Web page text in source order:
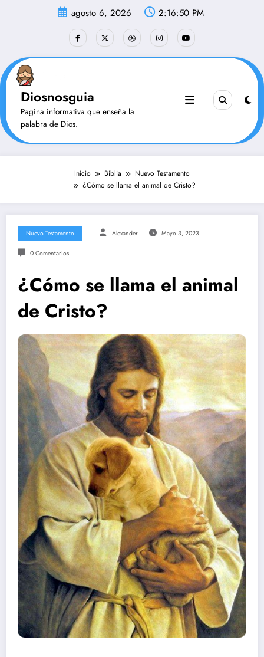
agosto 6, 2026 2:16:51 PM
Diosnosguia
Pagina informativa que enseña la
palabra de Dios.
Inicio Biblia
Nuevo Testamento
¿Cómo se llama el animal de Cristo?
Nuevo Testamento Alexander Mayo 3, 2023
0 Comentarios
¿Cómo se llama el animal
de Cristo?